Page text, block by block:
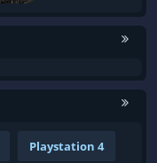
Playstation 4